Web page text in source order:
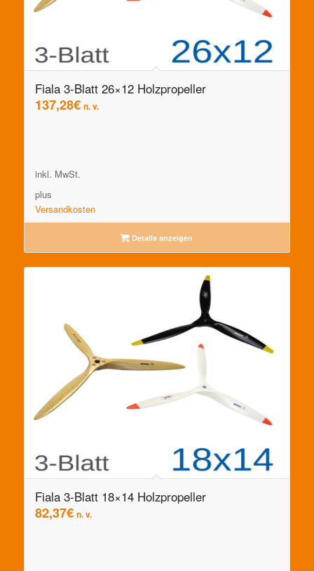
Fiala 3-Blatt 26×12 Holzpropeller
137,28€ n. v.
inkl. MwSt.
plus
Versandkosten
Details anzeigen
Fiala 3-Blatt 18×14 Holzpropeller
82,37€ n. v.